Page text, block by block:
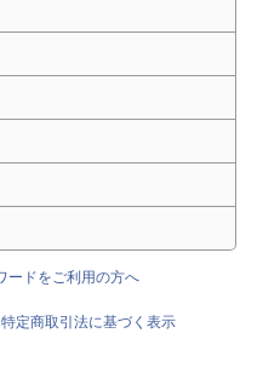
ードをご利用の方へ
特定商取引法に基づく表示